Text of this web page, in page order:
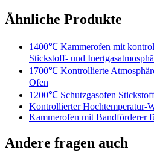
Ähnliche Produkte
1400℃ Kammerofen mit
Stickstoff- und
1700℃ Kontrollierte
Ofen
1200℃ Schutzgasofen
Kontrollierter Hochtemperatur-
Kammerofen mit Bandförderer
Andere fragen auch